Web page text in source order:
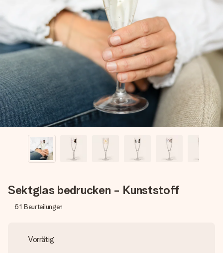
+49 39292 929695
Montag - Freitag : 8:30 - 17:00 Uhr
Samstag - Sonntag : 8:30 - 13:00 Uhr
Sektglas bedrucken - Kunststoff
61 Beurteilungen
Vorrätig